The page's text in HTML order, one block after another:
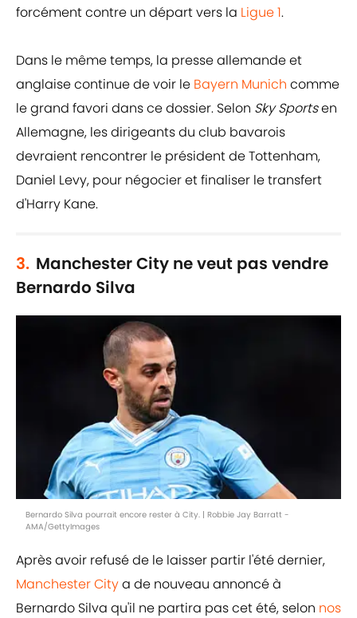
forcément contre un départ vers la Ligue 1.
Dans le même temps, la presse allemande et
anglaise continue de voir le Bayern Munich comme
le grand favori dans ce dossier. Selon Sky Sportsen
Allemagne, les dirigeants du club bavarois
devraient rencontrer le président de Tottenham,
Daniel Levy, pour négocier et finaliser le transfert
d'Harry Kane.
3. Manchester City ne veut pas vendre
Bernardo Silva
Bernardo Silva pourrait encore rester à City. | Robbie Jay Barratt -
AMA/GettyImages
Après avoir refusé de le laisser partir l'été dernier,
Manchester Citya de nouveau annoncé à
Bernardo Silva qu'il ne partira pas cet été, selon nos